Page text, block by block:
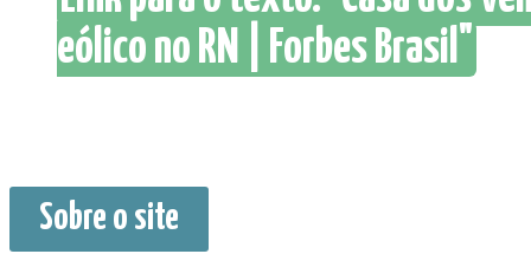
eólico no RN | Forbes Brasil"
Sobre o site